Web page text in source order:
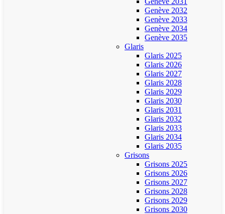
Genève 2032
Genève 2033
Genève 2034
Genève 2035
Glaris
Glaris 2025
Glaris 2026
Glaris 2027
Glaris 2028
Glaris 2029
Glaris 2030
Glaris 2031
Glaris 2032
Glaris 2033
Glaris 2034
Glaris 2035
Grisons
Grisons 2025
Grisons 2026
Grisons 2027
Grisons 2028
Grisons 2029
Grisons 2030